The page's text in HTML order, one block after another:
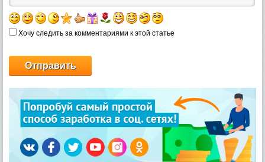
Хочу следить за комментариями к этой статье